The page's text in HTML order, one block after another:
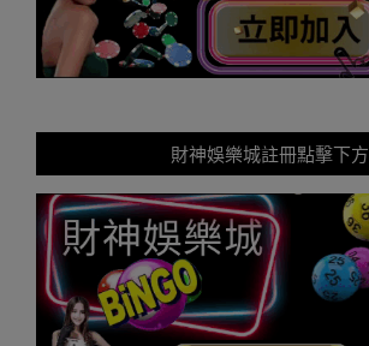
財神娛樂城註冊點擊下方